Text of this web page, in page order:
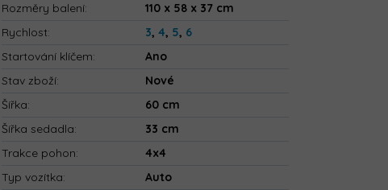
Rozměry balení:
110 x 58 x 37 cm
Rychlost: 3,4, 5, 6
Startování klíčem:
Ano
Stav zboží:
Nové
Šířka:
60 cm
Šířka sedadla:
33 cm
Trakce pohon:
4x4
Typ vozítka:
Auto